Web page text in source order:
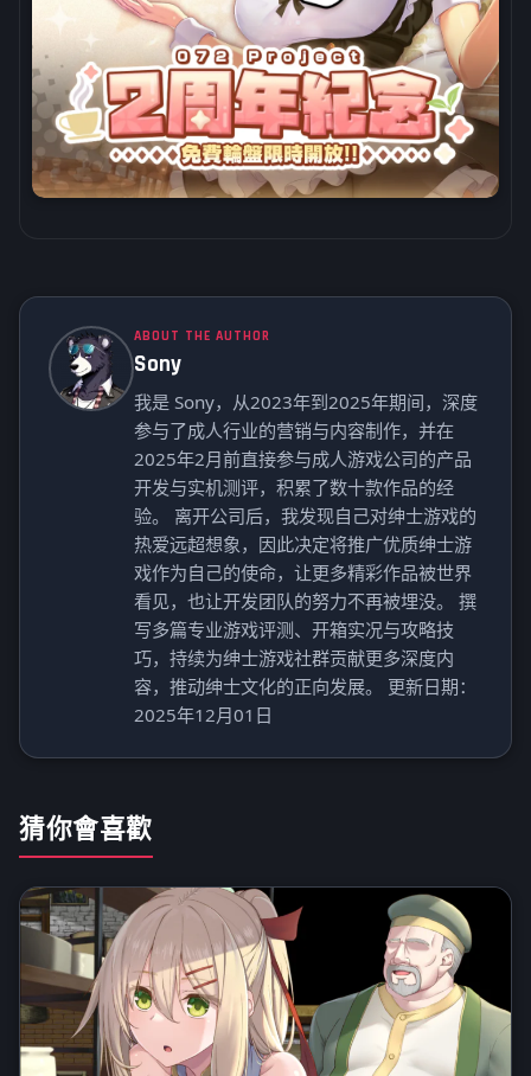
ABOUT THE AUTHOR
Sony
我是 Sony，从2023年到2025年期间，深度
参与了成人行业的营销与内容制作，并在
2025年2月前直接参与成人游戏公司的产品
开发与实机测评，积累了数十款作品的经
验。 离开公司后，我发现自己对绅士游戏的
热爱远超想象，因此决定将推广优质绅士游
戏作为自己的使命，让更多精彩作品被世界
看见，也让开发团队的努力不再被埋没。 撰
写多篇专业游戏评测、开箱实况与攻略技
巧，持续为绅士游戏社群贡献更多深度内
容，推动绅士文化的正向发展。 更新日期：
2025年12月01日
猜你會喜歡